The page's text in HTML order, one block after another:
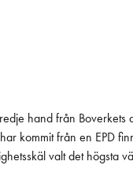
hand från
kommit från en EPD
valt det högsta